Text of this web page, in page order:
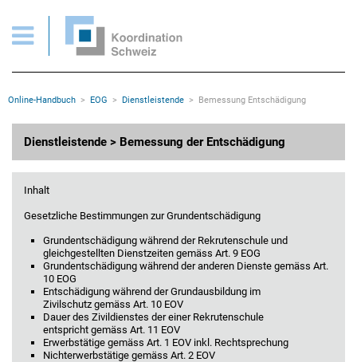
Wichtige Seiten
Home
Inhalt
Sitemap
Rootline Navigation
Online-Handbuch EOG Dienstleistende Bemessung Entschädigung
Dienstleistende > Bemessung der Entschädigung
Inhalt
Gesetzliche Bestimmungen zur Grundentschädigung
Grundentschädigung während der Rekrutenschule und
gleichgestellten Dienstzeiten gemäss Art. 9 EOG
Grundentschädigung während der anderen Dienste gemäss Art.
10 EOG
Entschädigung während der Grundausbildung im
Zivilschutz gemäss Art. 10 EOV
Dauer des Zivildienstes der einer Rekrutenschule
entspricht gemäss Art. 11 EOV
Erwerbstätige gemäss Art. 1 EOV inkl. Rechtsprechung
Nichterwerbstätige gemäss Art. 2 EOV